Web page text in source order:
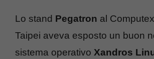
Lo stand Pegatron al
Taipei aveva esposto un buon
sistema operativo Xandros